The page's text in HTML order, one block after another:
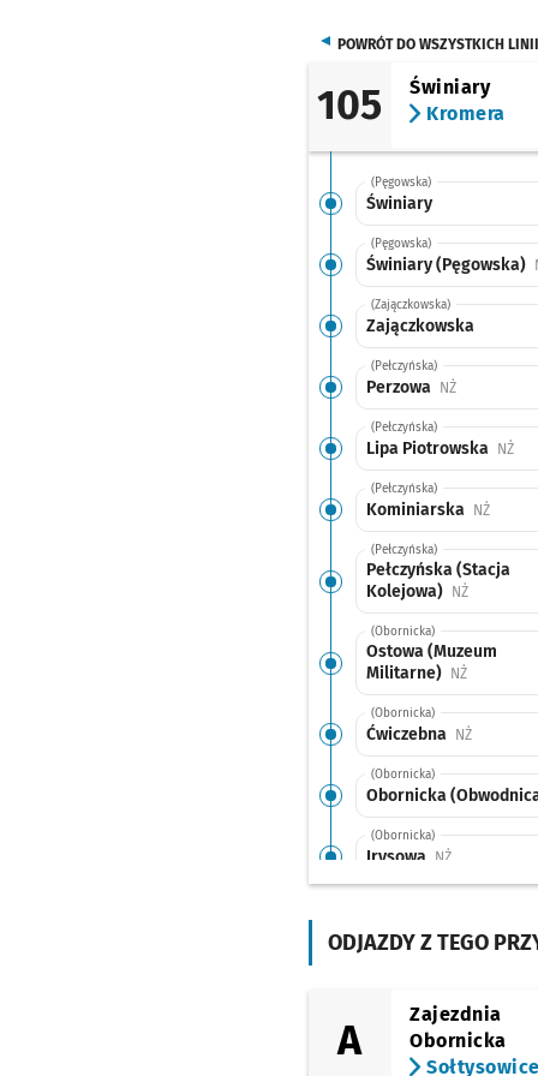
POWRÓT DO WSZYSTKICH LINII
105
Świniary
Kromera
(Pęgowska)
Świniary
(Pęgowska)
Świniary (Pęgowska)
(Zajączkowska)
Zajączkowska
(Pełczyńska)
Perzowa NŻPrzystanek
(Pełczyńska)
Lipa Piotrowska NŻ
(Pełczyńska)
Kominiarska NŻ
(Pełczyńska)
Pełczyńska (Stacja
Kolejowa)
NŻPrzystanek
(Obornicka)
Ostowa (Muzeum
Militarne)
NŻPrzystanek
(Obornicka)
Ćwiczebna NŻ
(Obornicka)
Obornicka
(Obornicka)
Irysowa NŻPrzystanek
(Obornicka)
Bezpieczna
ODJAZDY Z TEGO
A
Zajezdnia
Obornicka
Sołtysowice